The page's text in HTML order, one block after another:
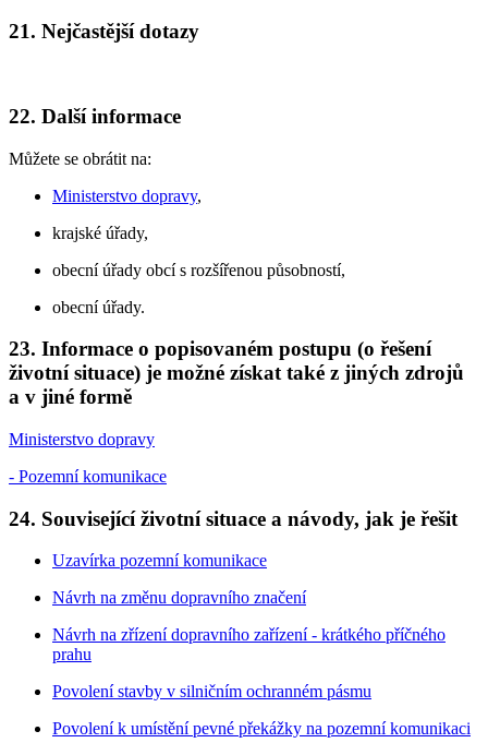
21. Nejčastější dotazy
22. Další informace
Můžete se obrátit na:
Ministerstvo dopravy,
krajské úřady,
obecní úřady obcí s rozšířenou působností,
obecní úřady.
23. Informace o popisovaném postupu (o řešení
životní situace) je možné získat také z jiných zdrojů
a v jiné formě
Ministerstvo dopravy
- Pozemní komunikace
24. Související životní situace a návody, jak je řešit
Uzavírka pozemní komunikace
Návrh na změnu dopravního značení
Návrh na zřízení dopravního zařízení - krátkého příčného
prahu
Povolení stavby v silničním ochranném pásmu
Povolení k umístění pevné překážky na pozemní komunikaci